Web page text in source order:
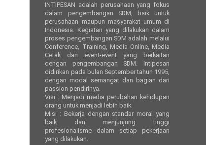
INTIPESAN adalah perusahaan yang fokus
dalam pengembangan SDM, baik untuk
perusahaan maupun masyarakat umum di
Indonesia. Kegiatan yang dilakukan dalam
proses pengembangan SDM adalah melalui
Conference, Training, Media Online, Media
Cetak dan event-event yang berkaitan
dengan pengembangan SDM. Intipesan
didirikan pada bulan September tahun 1995,
dengan modal semangat dan bagian dari
passion pendirinya.
Visi : Menjadi media perubahan kehidupan
orang untuk menjadi lebih baik.
Misi : Bekerja dengan standar moral yang
baik dan menjunjung tinggi
profesionalisme dalam setiap pekerjaan
yang dilakukan.